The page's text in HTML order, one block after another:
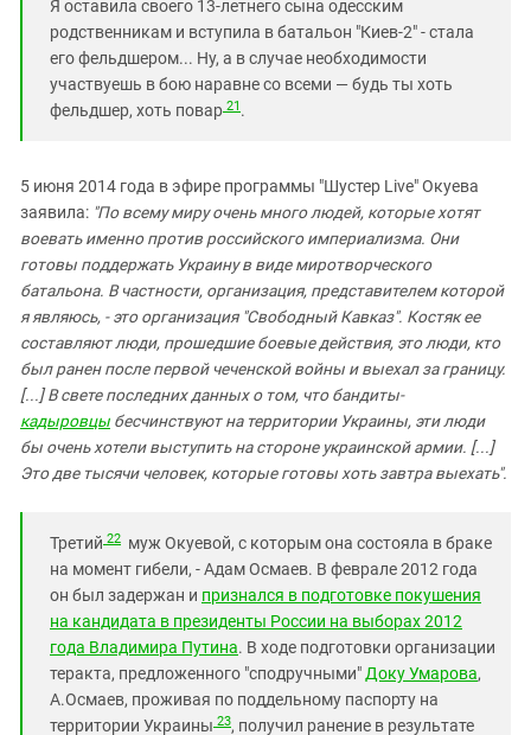
Я оставила своего 13-летнего сына одесским
родственникам и вступила в батальон "Киев-2" - стала
его фельдшером... Ну, а в случае необходимости
участвуешь в бою наравне со всеми — будь ты хоть
фельдшер, хоть повар 21 .
5 июня 2014 года в эфире программы "Шустер Live" Окуева
заявила: "По всему миру очень много людей, которые хотят
воевать именно против российского империализма. Они
готовы поддержать Украину в виде миротворческого
батальона. В частности, организация, представителем которой
я являюсь, - это организация "Свободный Кавказ". Костяк ее
составляют люди, прошедшие боевые действия, это люди, кто
был ранен после первой чеченской войны и выехал за границу.
[...] В свете последних данных о том, что бандиты-
кадыровцы бесчинствуют на территории Украины, эти люди
бы очень хотели выступить на стороне украинской армии. [...]
Это две тысячи человек, которые готовы хоть завтра выехать".
Третий 22 муж Окуевой, с которым она состояла в браке
на момент гибели, - Адам Осмаев. В феврале 2012 года
он был задержан и признался в подготовке покушения
на кандидата в президенты России на выборах 2012
года Владимира Путина. В ходе подготовки организации
теракта, предложенного "сподручными"Доку Умарова,
А.Осмаев, проживая по поддельному паспорту на
территории Украины 23, получил ранение в результате